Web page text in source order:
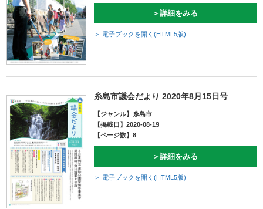
＞詳細をみる
＞ 電子ブックを開く(HTML5版)
糸島市議会だより 2020年8月15日号
【ジャンル】糸島市
【掲載日】2020-08-19
【ページ数】8
＞詳細をみる
＞ 電子ブックを開く(HTML5版)